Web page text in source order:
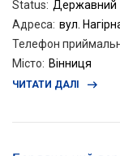
Status: Державний
Адреса: вул.
Телефон
Місто: Вінниця
ЧИТАТИ ДАЛІ